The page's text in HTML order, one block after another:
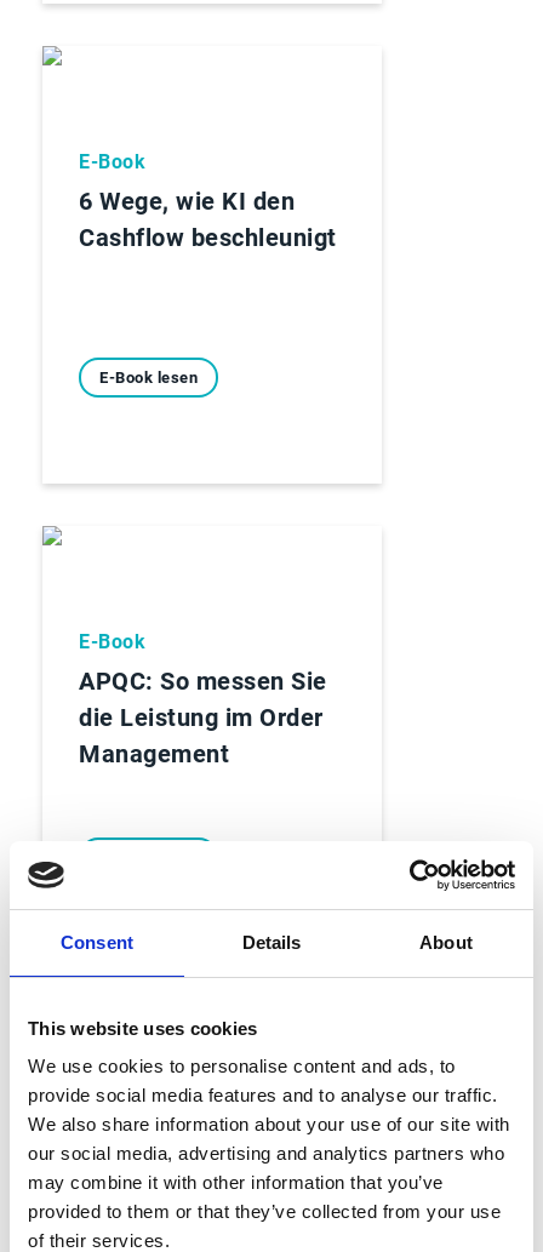
Consent Details About
This website uses cookies
We use cookies to personalise content and ads, to
provide social media features and to analyse our traffic.
We also share information about your use of our site with
our social media, advertising and analytics partners who
may combine it with other information that you’ve
provided to them or that they’ve collected from your use
of their services.
E-Book
6 Wege, wie KI den
Cashflow beschleunigt
E-Book lesen
E-Book
APQC: So messen Sie
die Leistung im Order
Management
E-Book
Jenseits der Bilanz: 6
Geschichten über